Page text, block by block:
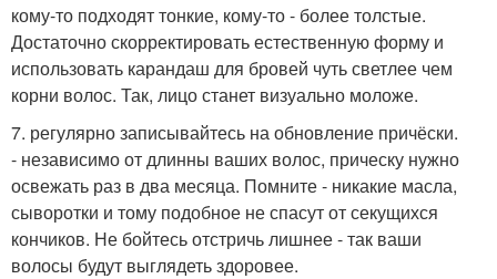
кому-то подходят тонкие, кому-то - более толстые.
Достаточно скорректировать естественную форму и
использовать карандаш для бровей чуть светлее чем
корни волос. Так, лицо станет визуально моложе.
7. регулярно записывайтесь на обновление причёски.
- независимо от длинны ваших волос, прическу нужно
освежать раз в два месяца. Помните - никакие масла,
сыворотки и тому подобное не спасут от секущихся
кончиков. Не бойтесь отстричь лишнее - так ваши
волосы будут выглядеть здоровее.